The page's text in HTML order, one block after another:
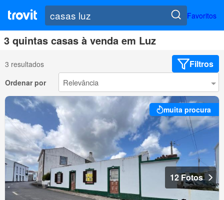
Favoritos
3 quintas casas à venda em Luz
3 resultados Filtros
Ordenar por
muita procura
12 Fotos